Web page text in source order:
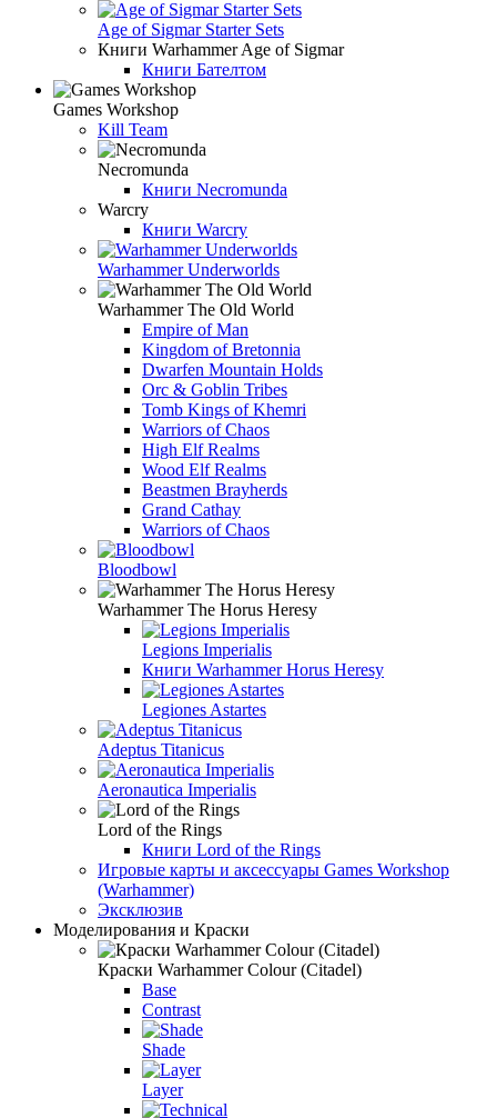
Age of Sigmar Starter Sets
Книги Warhammer Age of Sigmar
Книги Бателтом
Games Workshop
Kill Team
Necromunda
Книги Necromunda
Warcry
Книги Warcry
Warhammer Underworlds
Warhammer The Old World
Empire of Man
Kingdom of Bretonnia
Dwarfen Mountain Holds
Orc & Goblin Tribes
Tomb Kings of Khemri
Warriors of Chaos
High Elf Realms
Wood Elf Realms
Beastmen Brayherds
Grand Cathay
Warriors of Chaos
Bloodbowl
Warhammer The Horus Heresy
Legions Imperialis
Книги Warhammer Horus Heresy
Legiones Astartes
Adeptus Titanicus
Aeronautica Imperialis
Lord of the Rings
Книги Lord of the Rings
Игровые карты и аксессуары Games Workshop
(Warhammer)
Эксклюзив
Моделирования и Краски
Краски Warhammer Colour (Citadel)
Base
Contrast
Shade
Layer